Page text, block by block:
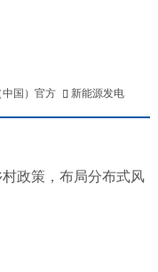
中国）官方  新能源发电
政策，布局分布式风